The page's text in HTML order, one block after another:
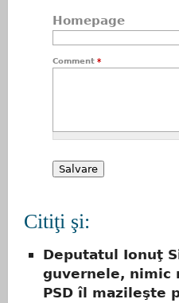
Homepage
Comment *
Citiţi şi:
Deputatul Ionuţ
guvernele, nimic
PSD îl mazileşte